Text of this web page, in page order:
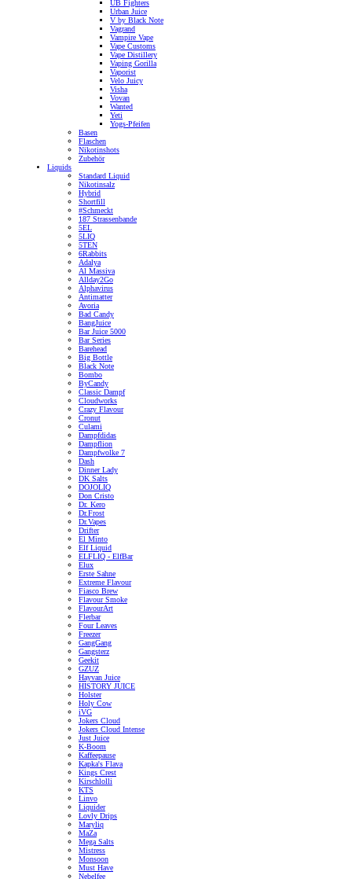
UB Fighters
Urban Juice
V by Black Note
Vagrand
Vampire Vape
Vape Customs
Vape Distillery
Vaping Gorilla
Vaporist
Velo Juicy
Visha
Vovan
Wanted
Yeti
Yogs-Pfeifen
Basen
Flaschen
Nikotinshots
Zubehör
Liquids
Standard Liquid
Nikotinsalz
Hybrid
Shortfill
#Schmeckt
187 Strassenbande
5EL
5LIQ
5TEN
6Rabbits
Adalya
Al Massiva
Allday2Go
Alphavirus
Antimatter
Avoria
Bad Candy
BangJuice
Bar Juice 5000
Bar Series
Barehead
Big Bottle
Black Note
Bombo
ByCandy
Classic Dampf
Cloudworks
Crazy Flavour
Cronut
Culami
Dampfdidas
Dampflion
Dampfwolke 7
Dash
Dinner Lady
DK Salts
DOJOLIQ
Don Cristo
Dr. Kero
Dr.Frost
Dr.Vapes
Drifter
El Minto
Elf Liquid
ELFLIQ - ElfBar
Elux
Erste Sahne
Extreme Flavour
Fiasco Brew
Flavour Smoke
FlavourArt
Flerbar
Four Leaves
Freezer
GangGang
Gangsterz
Geekit
GZUZ
Hayvan Juice
HISTORY JUICE
Holster
Holy Cow
iVG
Jokers Cloud
Jokers Cloud Intense
Just Juice
K-Boom
Kaffeepause
Kapka's Flava
Kings Crest
Kirschlolli
KTS
Linvo
Liquider
Lovly Drips
Maryliq
MaZa
Mega Salts
Mistress
Monsoon
Must Have
Nebelfee